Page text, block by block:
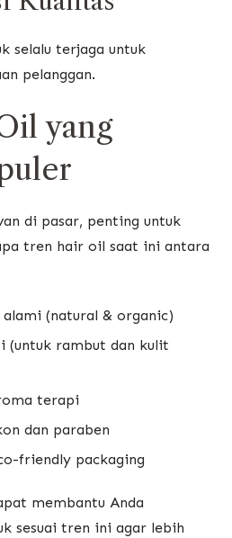
selalu terjaga untuk
pelanggan.
yang
di pasar, penting untuk
tren hair oil saat ini antara
(natural & organic)
(untuk rambut dan kulit
terapi
dan paraben
friendly packaging
membantu Anda
sesuai tren ini agar lebih